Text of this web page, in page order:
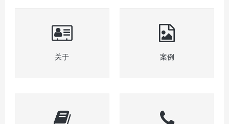
关于 案例